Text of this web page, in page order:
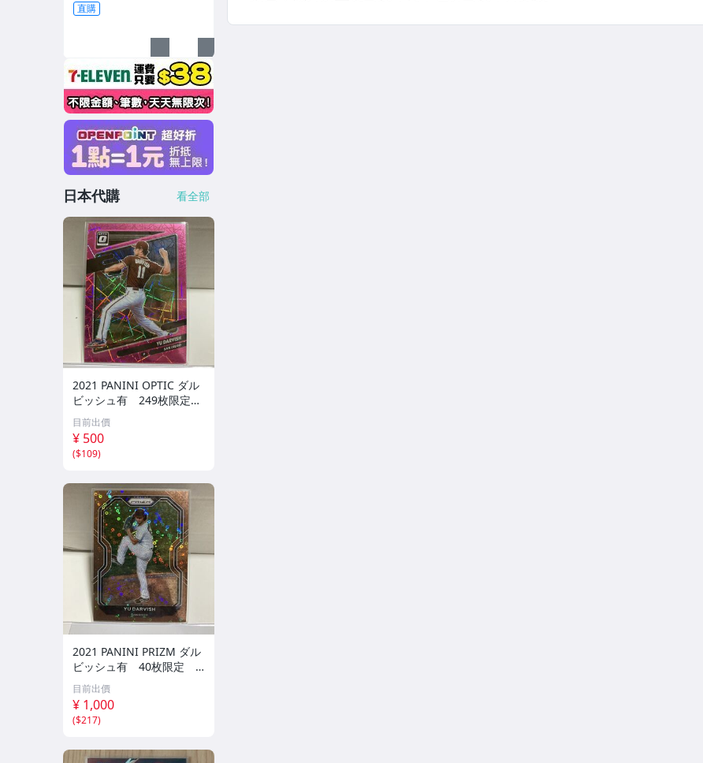
直購
日本代購 看全部
2021 PANINI OPTIC ダル
ビッシュ有 249枚限定
シリアルカード パドレス
目前出價
¥ 500
($109)
2021 PANINI PRIZM ダル
ビッシュ有 40枚限定
シリアルカード パドレス
目前出價
¥ 1,000
($217)